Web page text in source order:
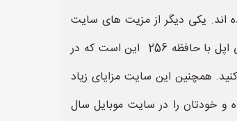
اند. یکی دیگر از مزیت های سایت
موبایل سال این است که آگهی شما بصورت نامحدود یعنی بدون محدودیت زمانی ثبت و منتشر خواهد شد. یکی از امتیازات دیگر ثبت آگهی اپل با حافظه 256 این است که در
کنید. همچنین این سایت مزایای زیاد
و خودتان را در سایت موبایل سال